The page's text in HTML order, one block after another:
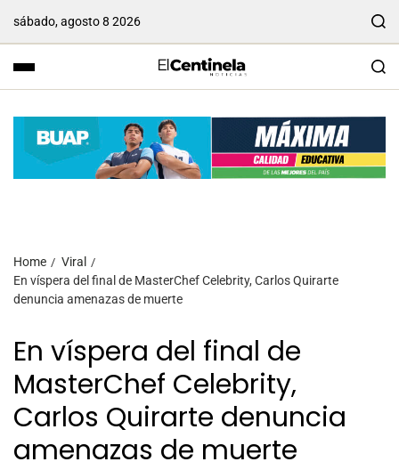
sábado, agosto 8 2026
Home
Viral
En víspera del final de MasterChef Celebrity, Carlos Quirarte
denuncia amenazas de muerte
En víspera del final de
MasterChef Celebrity,
Carlos Quirarte denuncia
amenazas de muerte